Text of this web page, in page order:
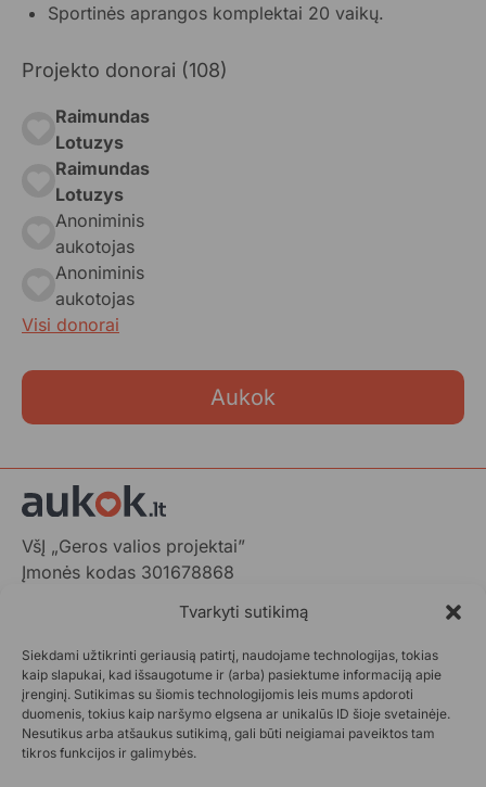
Tvarkyti sutikimą
Siekdami užtikrinti geriausią patirtį, naudojame technologijas, tokias
kaip slapukai, kad išsaugotume ir (arba) pasiektume informaciją apie
įrenginį. Sutikimas su šiomis technologijomis leis mums apdoroti
duomenis, tokius kaip naršymo elgsena ar unikalūs ID šioje svetainėje.
Nesutikus arba atšaukus sutikimą, gali būti neigiamai paveiktos tam
tikros funkcijos ir galimybės.
Sportinės aprangos komplektai 20 vaikų.
Projekto donorai (108)
Raimundas
Lotuzys
Raimundas
Lotuzys
Anoniminis
aukotojas
Anoniminis
aukotojas
Visi donorai
Aukok
VšĮ „Geros valios projektai”
Įmonės kodas 301678868
LT-01103 Vilnius, Lietuva
+370 602 31001,info@aukok.lt
+370 698 24305 (verslo partnerystėms)
Kontaktai